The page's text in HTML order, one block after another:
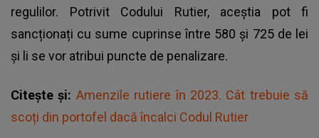
regulilor. Potrivit Codului Rutier, aceștia pot fi
sancționați cu sume cuprinse între 580 și 725 de lei
și li se vor atribui puncte de penalizare.
Citește și: Amenzile rutiere în 2023. Cât trebuie să
scoți din portofel dacă încalci Codul Rutier